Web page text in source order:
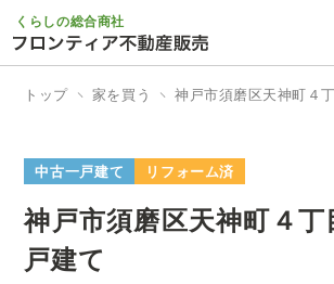
くらしの総合商社
トップ 家を買う 神戸市須磨区天神町４
中古一戸建て リフォーム済
神戸市須磨区天神町４
戸建て